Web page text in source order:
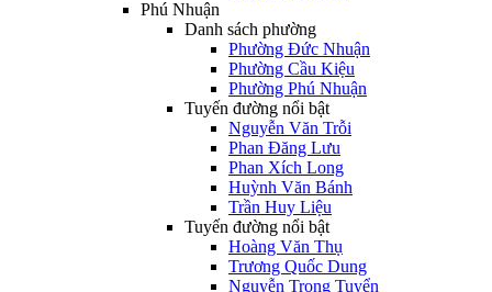
Phú Nhuận
Danh sách phường
Phường Đức Nhuận
Phường Cầu Kiệu
Phường Phú Nhuận
Tuyến đường nổi bật
Nguyễn Văn Trỗi
Phan Đăng Lưu
Phan Xích Long
Huỳnh Văn Bánh
Trần Huy Liệu
Tuyến đường nổi bật
Hoàng Văn Thụ
Trương Quốc Dung
Nguyễn Trọng Tuyển